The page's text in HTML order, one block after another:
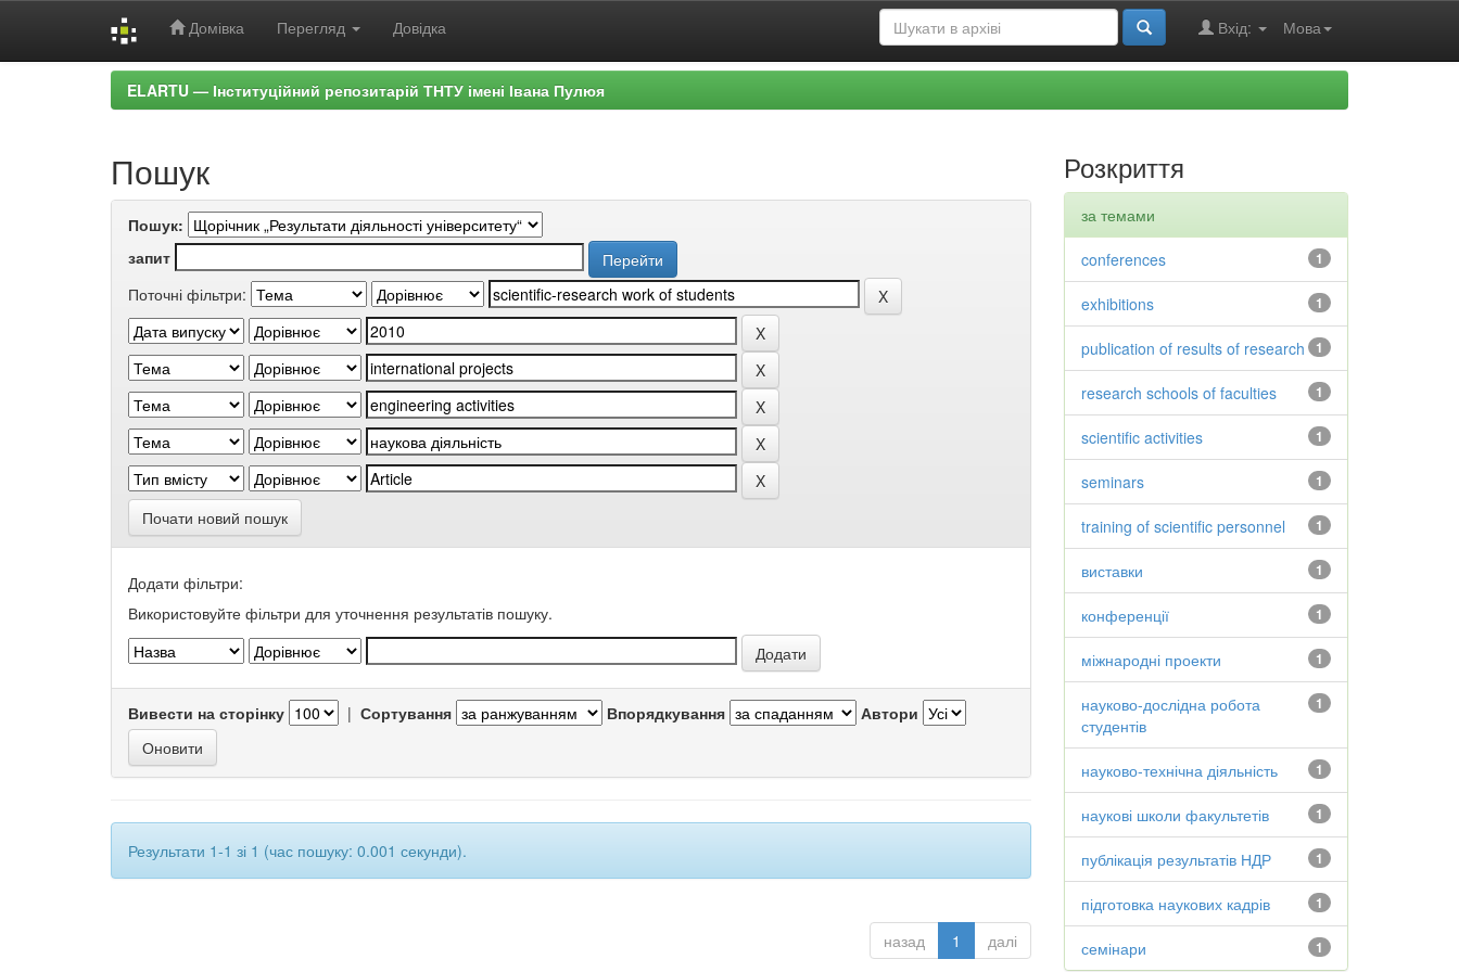
Домівка Перегляд Довідка Мова
Вхід:
ELARTU — Інституційний репозитарій ТНТУ імені Івана Пулюя
Пошук
Пошук:
запит
Поточні фільтри:
Почати новий пошук
Додати фільтри:
Використовуйте фільтри для уточнення результатів пошуку.
Вивести на сторінку | Сортування Впорядкування Автори
Результати 1-1 зі 1 (час пошуку: 0.001 секунди).
назад 1 далі
Розкриття
за темами
1
conferences
1
exhibitions
1
publication of results of research
1
research schools of faculties
1
scientific activities
1
seminars
1
training of scientific personnel
1
виставки
1
конференції
1
міжнародні проекти
1
науково-дослідна робота
студентів
1
науково-технічна діяльність
1
наукові школи факультетів
1
публікація результатів НДР
1
підготовка наукових кадрів
1
семінари